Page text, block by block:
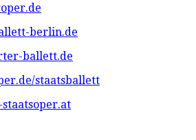
berlin.de
ballett.de
staatsballett